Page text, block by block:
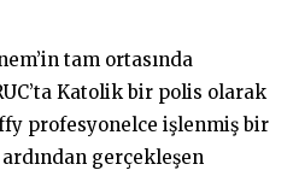
tam ortasında
Katolik bir polis olarak
profesyonelce işlenmiş bir
gerçekleşen